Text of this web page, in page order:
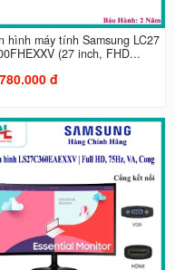
hình máy tính Samsung LC27
(27 inch, FHD...
đ